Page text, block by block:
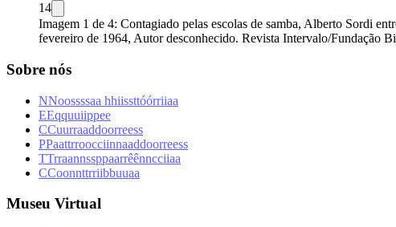
14
Imagem 1 de 4: Contagiado pelas escolas de samba, Alberto Sordi
fevereiro de 1964, Autor desconhecido. Revista Intervalo/Fundação
Sobre nós
NNoossssaa hhiissttóórriiaa
EEqquuiippee
CCuurraaddoorreess
PPaattrroocciinnaaddoorreess
TTrraannssppaarrêênncciiaa
CCoonnttrriibbuuaa
Museu Virtual